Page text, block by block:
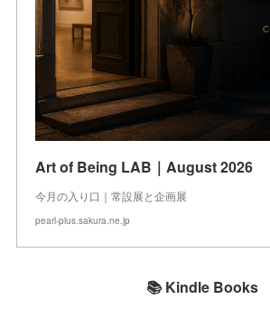
Art of Being LAB｜August 2026
今月の入り口｜常設展と企画展
pearl-plus.sakura.ne.jp
📚 Kindle Books